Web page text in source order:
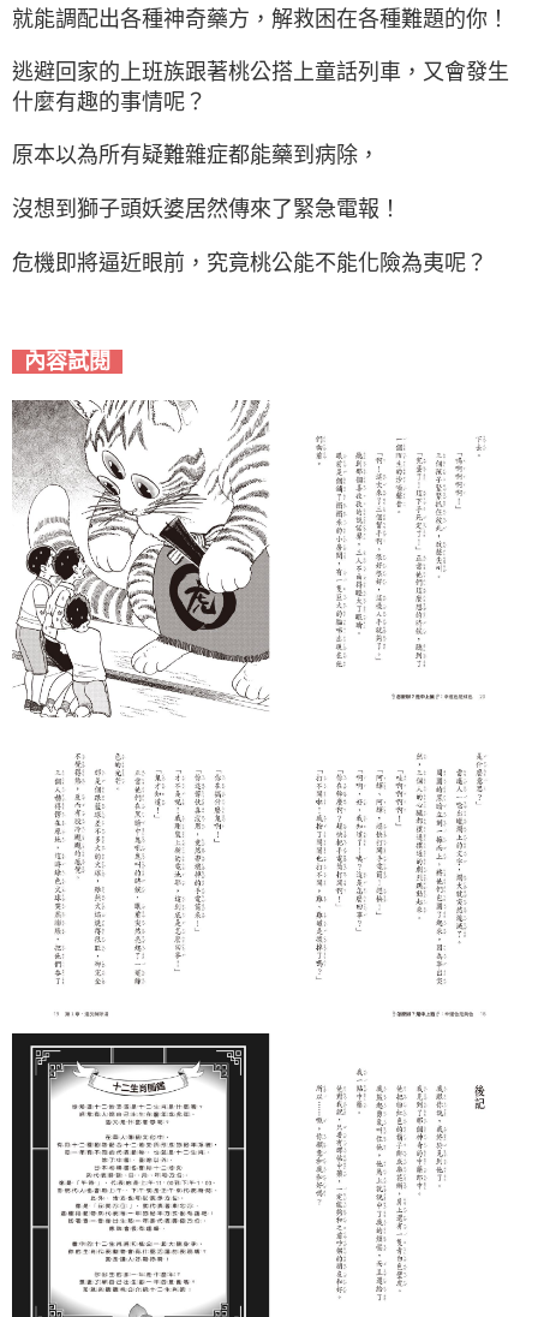
就能調配出各種神奇藥方，解救困在各種難題的你！
逃避回家的上班族跟著桃公搭上童話列車，又會發生
什麼有趣的事情呢？
原本以為所有疑難雜症都能藥到病除，
沒想到獅子頭妖婆居然傳來了緊急電報！
危機即將逼近眼前，究竟桃公能不能化險為夷呢？
內容試閱